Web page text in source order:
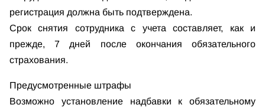
регистрация должна быть подтверждена.
Срок снятия сотрудника с учета составляет, как и
прежде, 7 дней после окончания обязательного
страхования.
Предусмотренные штрафы
Возможно установление надбавки к обязательному